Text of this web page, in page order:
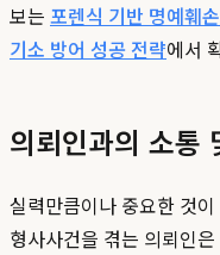
보는 포렌식 기반 명예훼
기소 방어 성공 전략에서
의뢰인과의 소통
실력만큼이나 중요한 것
형사사건을 겪는 의뢰인